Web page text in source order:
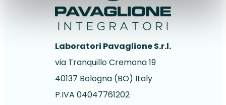
Laboratori Pavaglione S.r.l.
via Tranquillo Cremona 19
40137 Bologna (BO) Italy
P.IVA 04047761202